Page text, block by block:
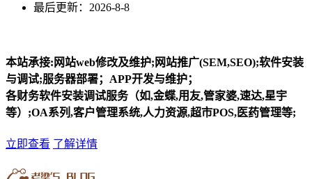
最后更新：2026-8-8
本站承接:网站web修改及维护;网站推广(SEM,SEO);软件安装
与调试;服务器部署；APP开发与维护；
各财务软件安装调试服务（如,金蝶,用友,管家婆,速达,星宇
等）;OA系列,客户管理系统,人力资源,超市POS,医药管理等;
立即查看 了解详情